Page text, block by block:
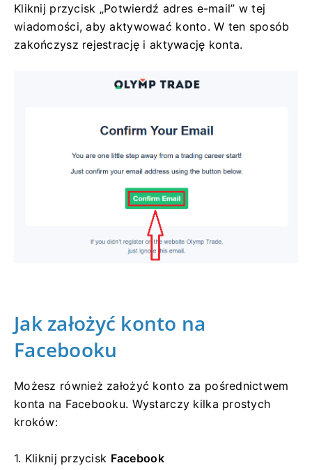
Kliknij przycisk „Potwierdź adres e-mail” w tej
wiadomości, aby aktywować konto. W ten sposób
zakończysz rejestrację i aktywację konta.
Jak założyć konto na
Facebooku
Możesz również założyć konto za pośrednictwem
konta na Facebooku. Wystarczy kilka prostych
kroków:
1. Kliknij przycisk Facebook